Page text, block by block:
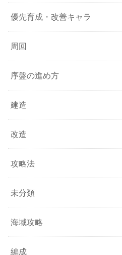
優先育成・改善キャラ
周回
序盤の進め方
建造
改造
攻略法
未分類
海域攻略
編成